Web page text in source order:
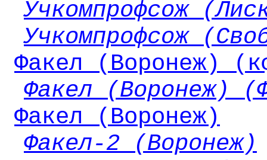
Учкомпрофсож
Учкомпрофсож
Факел (Воронеж)
Факел (Воронеж)
Факел (Воронеж)
Факел-2 (Воронеж)